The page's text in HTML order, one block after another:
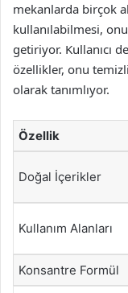
mekanlarda birçok
kullanılabilmesi,
getiriyor. Kullanıcı
özellikler, onu
olarak tanımlıyor.
Özellik
Doğal İçerikler
Kullanım Alanları
Konsantre Formül